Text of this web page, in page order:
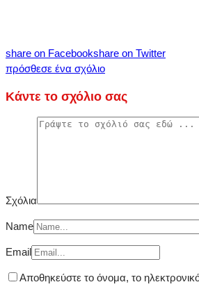
share on Facebookshare on Twitter
πρόσθεσε ένα σχόλιο
Κάντε το σχόλιο σας
Σχόλια
Name
Email
Αποθηκεύστε το όνομα, το